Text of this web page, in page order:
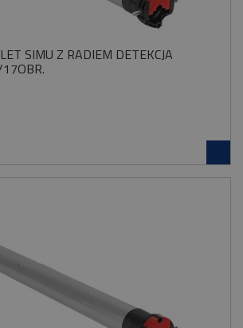
SIMU Z RADIEM DETEKCJA